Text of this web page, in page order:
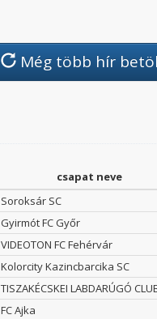
Még több hír
csapat neve
Soroksár SC
Gyirmót FC Győr
VIDEOTON FC Fehérvár
Kolorcity Kazincbarcika SC
TISZAKÉCSKEI LABDARÚGÓ
FC Ajka